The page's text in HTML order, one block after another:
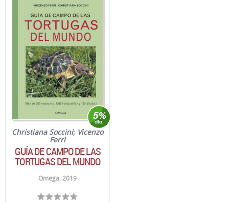
Christiana Soccini; Vicenzo
Ferri
GUÍA DE CAMPO DE LAS
TORTUGAS DEL MUNDO
Omega. 2019